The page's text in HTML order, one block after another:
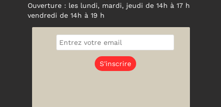
Ouverture : les lundi, mardi, jeudi de 14h à 17 h
vendredi de 14h à 19 h